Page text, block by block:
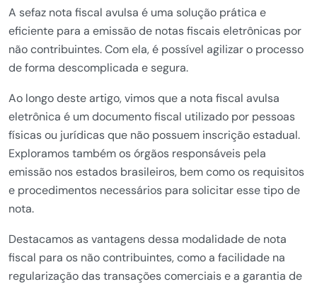
A sefaz nota fiscal avulsa é uma solução prática e
eficiente para a emissão de notas fiscais eletrônicas por
não contribuintes. Com ela, é possível agilizar o processo
de forma descomplicada e segura.
Ao longo deste artigo, vimos que a nota fiscal avulsa
eletrônica é um documento fiscal utilizado por pessoas
físicas ou jurídicas que não possuem inscrição estadual.
Exploramos também os órgãos responsáveis pela
emissão nos estados brasileiros, bem como os requisitos
e procedimentos necessários para solicitar esse tipo de
nota.
Destacamos as vantagens dessa modalidade de nota
fiscal para os não contribuintes, como a facilidade na
regularização das transações comerciais e a garantia de